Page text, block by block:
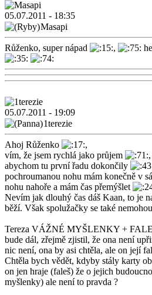
05.07.2011 - 18:35
Masapi
Růženko, super nápad ,
05.07.2011 - 19:09
1terezie
Ahoj Růženko
,
vím, že jsem rychlá jako průjem
abychom tu první řadu dokončily
pochroumanou nohu mám konečně v
nohu nahoře a mám čas přemýšlet
Nevím jak dlouhý čas dáš Kaan, to je
běží. Však spolužačky se také
Tereza VÁŽNÉ MYŠLENKY +
bude dál, zřejmě zjistil, že ona není
nic není, ona by asi chtěla, ale on její
Chtěla bych vědět, kdyby stály karty
on jen hraje (faleš) že o jejich
myšlenky) ale není to pravda ?